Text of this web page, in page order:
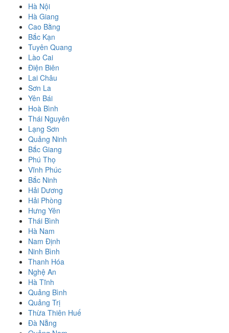
Hà Nội
Hà Giang
Cao Bằng
Bắc Kạn
Tuyên Quang
Lào Cai
Điện Biên
Lai Châu
Sơn La
Yên Bái
Hoà Bình
Thái Nguyên
Lạng Sơn
Quảng Ninh
Bắc Giang
Phú Thọ
Vĩnh Phúc
Bắc Ninh
Hải Dương
Hải Phòng
Hưng Yên
Thái Bình
Hà Nam
Nam Định
Ninh Bình
Thanh Hóa
Nghệ An
Hà Tĩnh
Quảng Bình
Quảng Trị
Thừa Thiên Huế
Đà Nẵng